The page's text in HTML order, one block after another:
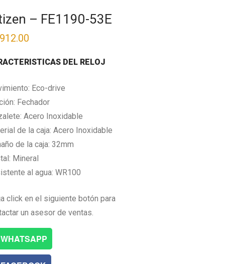
– FE1190-53E
DEL RELOJ
Eco-drive
Fechador
Acero Inoxidable
de la caja: Acero Inoxidable
de la caja: 32mm
Mineral
al agua: WR100
click en el siguiente botón para
un asesor de ventas.